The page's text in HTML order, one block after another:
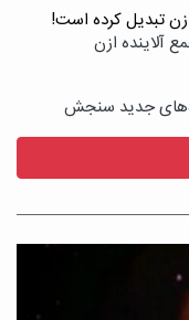
ازن تبدیل کرده است!
آلاینده ازن
جدید سنجش